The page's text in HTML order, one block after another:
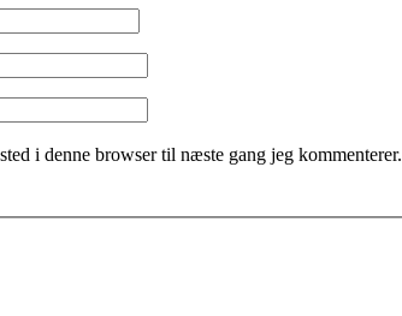
i denne browser til næste gang jeg kommenterer.